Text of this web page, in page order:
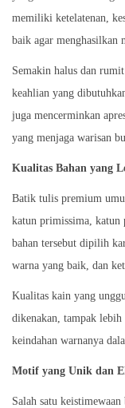
memiliki ketelatenan,
baik agar menghasilkan
Semakin halus dan
keahlian yang
juga mencerminkan
yang menjaga warisan
Kualitas Bahan yang
Batik tulis premium
katun primissima, katun
bahan tersebut dipilih
warna yang baik, dan
Kualitas kain yang
dikenakan, tampak lebih
keindahan warnanya
Motif yang Unik dan
Salah satu